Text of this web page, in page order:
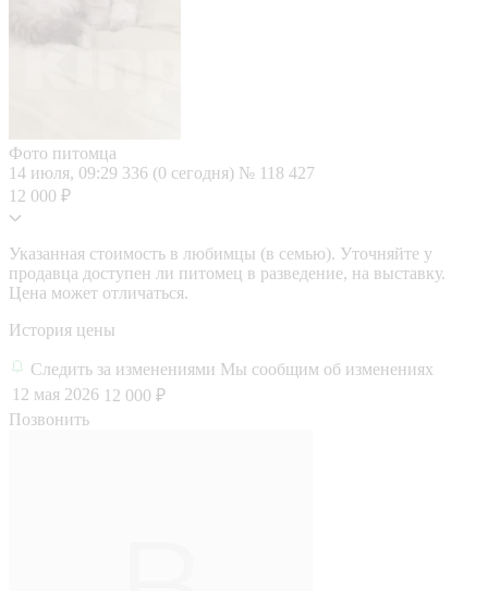
Фото питомца
14 июля, 09:29 336 (0 сегодня) № 118 427
12 000 ₽
Указанная стоимость в любимцы (в семью). Уточняйте у
продавца доступен ли питомец в разведение, на выставку.
Цена может отличаться.
История цены
Следить за изменениями Мы сообщим об изменениях
12 мая 2026 12 000 ₽
Позвонить